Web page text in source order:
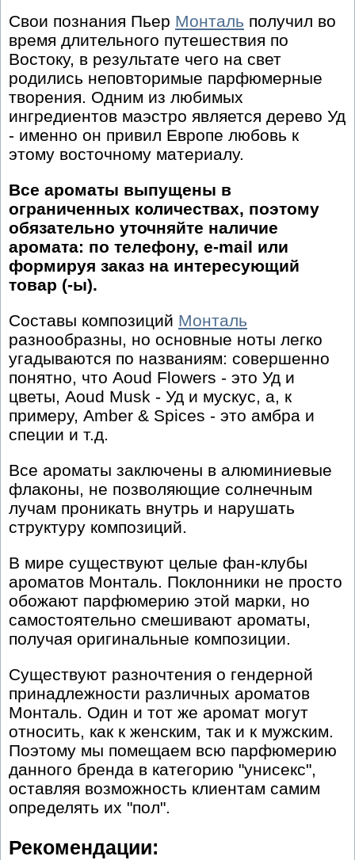
Свои познания Пьер Монталь получил во
время длительного путешествия по
Востоку, в результате чего на свет
родились неповторимые парфюмерные
творения. Одним из любимых
ингредиентов маэстро является дерево Уд
- именно он привил Европе любовь к
этому восточному материалу.
Все ароматы выпущены в
ограниченных количествах, поэтому
обязательно уточняйте наличие
аромата: по телефону, e-mail или
формируя заказ на интересующий
товар (-ы).
Составы композиций Монталь
разнообразны, но основные ноты легко
угадываются по названиям: совершенно
понятно, что Aoud Flowers - это Уд и
цветы, Aoud Musk - Уд и мускус, а, к
примеру, Amber & Spices - это амбра и
специи и т.д.
Все ароматы заключены в алюминиевые
флаконы, не позволяющие солнечным
лучам проникать внутрь и нарушать
структуру композиций.
В мире существуют целые фан-клубы
ароматов Монталь. Поклонники не просто
обожают парфюмерию этой марки, но
самостоятельно смешивают ароматы,
получая оригинальные композиции.
Существуют разночтения о гендерной
принадлежности различных ароматов
Монталь. Один и тот же аромат могут
относить, как к женским, так и к мужским.
Поэтому мы помещаем всю парфюмерию
данного бренда в категорию "унисекс",
оставляя возможность клиентам самим
определять их "пол".
Рекомендации: